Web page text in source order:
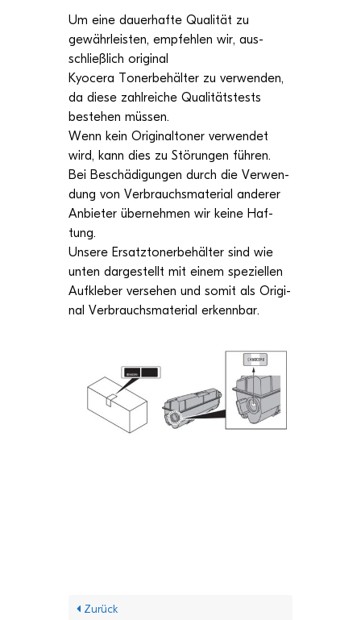
Um eine dau­er­hafte Qua­li­tät zu
gewähr­leis­ten, emp­feh­len wir, aus­
schließ­lich ori­gi­nal
Kyocera Toner­be­häl­ter zu ver­wen­den,
da diese zahl­rei­che Qua­li­täts­tests
bestehen müs­sen.
Wenn kein Ori­gi­nal­to­ner ver­wen­det
wird, kann dies zu Stö­run­gen füh­ren.
Bei Beschä­di­gun­gen durch die Ver­wen­
dung von Ver­brauchs­ma­te­rial ande­rer
Anbie­ter über­neh­men wir keine Haf­
tung.
Unsere Ersatz­to­ner­be­häl­ter sind wie
unten dar­ge­stellt mit einem spe­zi­el­len
Auf­kle­ber ver­se­hen und somit als Ori­gi­
nal Ver­brauchs­ma­te­rial erkennbar.
Zurück